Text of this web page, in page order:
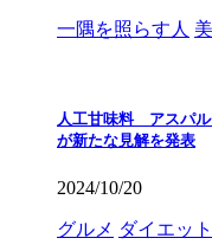
一隅を照らす人
人工甘味料 アスパル
が新たな見解を発表
2024/10/20
グルメ ダイエット